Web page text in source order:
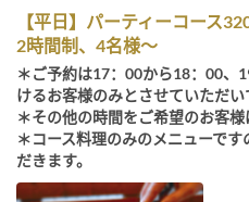
【平日】パーティーコース
2時間制、4名様～
＊ご予約は17：00から18：00、
けるお客様のみとさせていただい
＊その他の時間をご希望のお客
＊コース料理のみのメニューで
だきます。